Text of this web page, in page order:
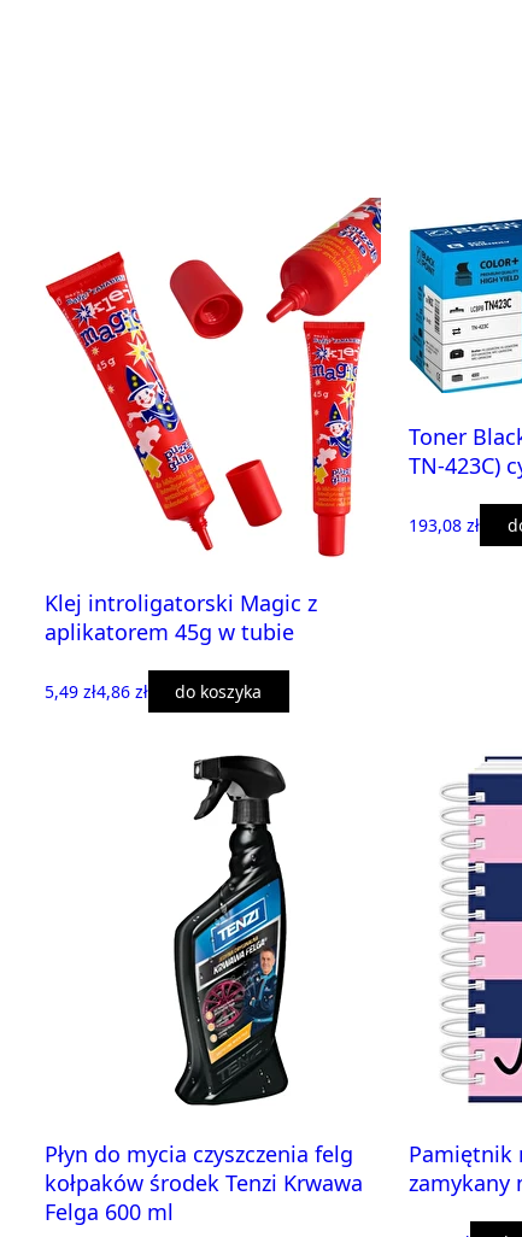
Klej introligatorski Magic z
aplikatorem 45g w tubie
5,49 zł4,86 zł do koszyka
Toner
TN-423C)
193,08 zł
Płyn do mycia czyszczenia felg
kołpaków środek Tenzi Krwawa
Felga 600 ml
Pamiętnik
zamykany